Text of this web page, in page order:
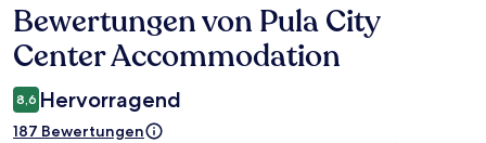
Bewertungen
Bewertungen von Pula City
Center Accommodation
8,6 Hervorragend
187 Bewertungen